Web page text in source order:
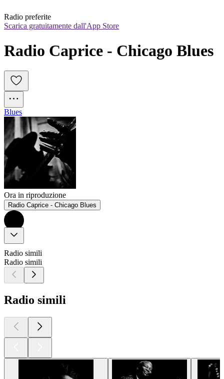
Radio preferite
Scarica gratuitamente dall'App Store
Radio Caprice - Chicago Blues
Blues
Ora in riproduzione
Radio Caprice - Chicago Blues
Radio simili
Radio simili
Radio simili